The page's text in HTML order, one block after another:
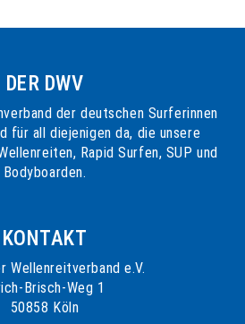
DER DWV
der deutschen Surferinnen
für all diejenigen da, die unsere
Rapid Surfen, SUP und
Bodyboarden.
KONTAKT
Wellenreitverband e.V.
Brisch-Weg 1
50858 Köln